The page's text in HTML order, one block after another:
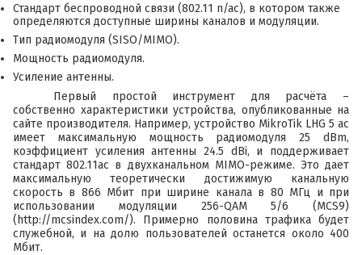
Стандарт беспроводной связи (802.11 n/ac), в котором также
определяются доступные ширины каналов и модуляции.
Тип радиомодуля (SISO/MIMO).
Мощность радиомодуля.
Усиление антенны.
Первый простой инструмент для расчёта –
собственно характеристики устройства, опубликованные на
сайте производителя. Например, устройство MikroTik LHG 5 ac
имеет максимальную мощность радиомодуля 25 dBm,
коэффициент усиления антенны 24.5 dBi, и поддерживает
стандарт 802.11ac в двухканальном MIMO-режиме. Это дает
максимальную теоретически достижимую канальную
скорость в 866 Мбит при ширине канала в 80 МГц и при
использовании модуляции 256-QAM 5/6 (MCS9)
( http://mcsindex.com/). Примерно половина трафика будет
служебной, и на долю пользователей останется около 400
Мбит.